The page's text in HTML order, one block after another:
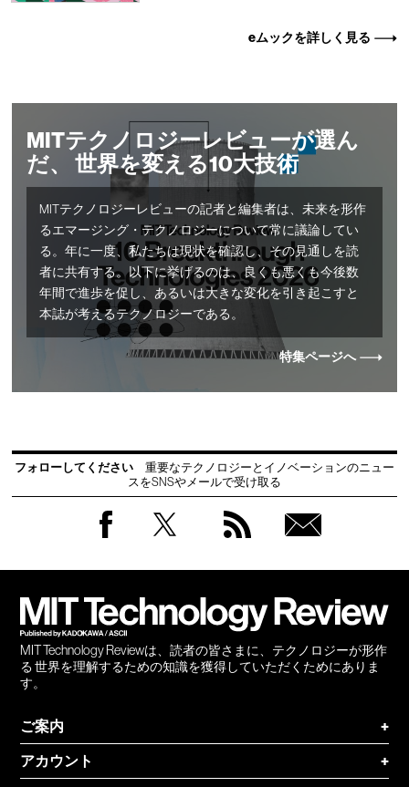
eムックを詳しく見る
MITテクノロジーレビューが選ん
だ、 世界を変える10大技術
MITテクノロジーレビューの記者と編集者は、未来を形作
るエマージング・テクノロジーについて常に議論してい
る。年に一度、私たちは現状を確認し、その見通しを読
者に共有する。以下に挙げるのは、良くも悪くも今後数
年間で進歩を促し、あるいは大きな変化を引き起こすと
本誌が考えるテクノロジーである。
特集ページへ
フォローしてください
重要なテクノロジーとイノベーションのニュー
スをSNSやメールで受け取る
MIT Technology Reviewは、読者の皆さまに、テクノロジーが形作
る 世界を理解するための知識を獲得していただくためにありま
す。
ご案内
+
アカウント
+